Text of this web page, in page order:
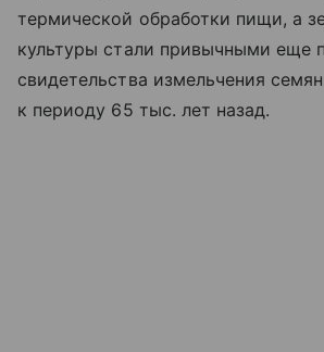
термической обработки пищи, а
культуры стали привычными еще
свидетельства измельчения
к периоду 65 тыс. лет назад.